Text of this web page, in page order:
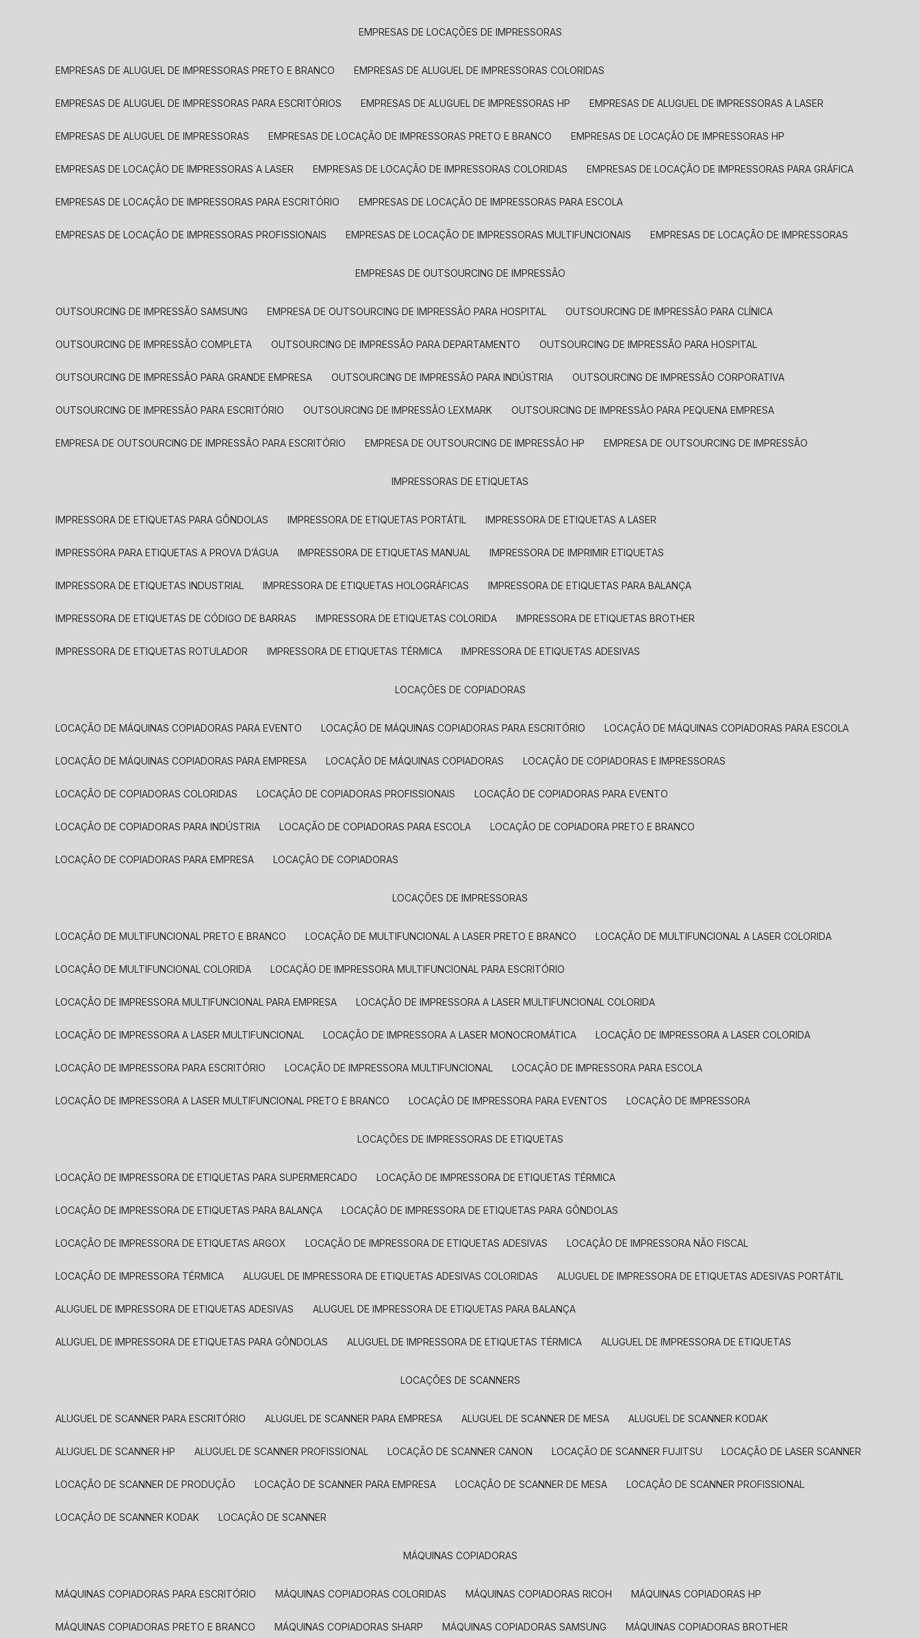
EMPRESAS DE LOCAÇÕES DE IMPRESSORAS
EMPRESAS DE ALUGUEL DE IMPRESSORAS PRETO E BRANCO EMPRESAS DE ALUGUEL DE IMPRESSORAS COLORIDAS
EMPRESAS DE ALUGUEL DE IMPRESSORAS PARA ESCRITÓRIOS EMPRESAS DE ALUGUEL DE IMPRESSORAS HP EMPRESAS DE ALUGUEL DE IMPRESSORAS A LASER
EMPRESAS DE ALUGUEL DE IMPRESSORAS EMPRESAS DE LOCAÇÃO DE IMPRESSORAS PRETO E BRANCO EMPRESAS DE LOCAÇÃO DE IMPRESSORAS HP
EMPRESAS DE LOCAÇÃO DE IMPRESSORAS A LASER EMPRESAS DE LOCAÇÃO DE IMPRESSORAS COLORIDAS EMPRESAS DE LOCAÇÃO DE IMPRESSORAS PARA GRÁFICA
EMPRESAS DE LOCAÇÃO DE IMPRESSORAS PARA ESCRITÓRIO EMPRESAS DE LOCAÇÃO DE IMPRESSORAS PARA ESCOLA
EMPRESAS DE LOCAÇÃO DE IMPRESSORAS PROFISSIONAIS EMPRESAS DE LOCAÇÃO DE IMPRESSORAS MULTIFUNCIONAIS EMPRESAS DE LOCAÇÃO DE IMPRESSORAS
EMPRESAS DE OUTSOURCING DE IMPRESSÃO
OUTSOURCING DE IMPRESSÃO SAMSUNG EMPRESA DE OUTSOURCING DE IMPRESSÃO PARA HOSPITAL OUTSOURCING DE IMPRESSÃO PARA CLÍNICA
OUTSOURCING DE IMPRESSÃO COMPLETA OUTSOURCING DE IMPRESSÃO PARA DEPARTAMENTO OUTSOURCING DE IMPRESSÃO PARA HOSPITAL
OUTSOURCING DE IMPRESSÃO PARA GRANDE EMPRESA OUTSOURCING DE IMPRESSÃO PARA INDÚSTRIA OUTSOURCING DE IMPRESSÃO CORPORATIVA
OUTSOURCING DE IMPRESSÃO PARA ESCRITÓRIO OUTSOURCING DE IMPRESSÃO LEXMARK OUTSOURCING DE IMPRESSÃO PARA PEQUENA EMPRESA
EMPRESA DE OUTSOURCING DE IMPRESSÃO PARA ESCRITÓRIO EMPRESA DE OUTSOURCING DE IMPRESSÃO HP EMPRESA DE OUTSOURCING DE IMPRESSÃO
IMPRESSORAS DE ETIQUETAS
IMPRESSORA DE ETIQUETAS PARA GÔNDOLAS IMPRESSORA DE ETIQUETAS PORTÁTIL IMPRESSORA DE ETIQUETAS A LASER
IMPRESSORA PARA ETIQUETAS A PROVA D’ÁGUA IMPRESSORA DE ETIQUETAS MANUAL IMPRESSORA DE IMPRIMIR ETIQUETAS
IMPRESSORA DE ETIQUETAS INDUSTRIAL IMPRESSORA DE ETIQUETAS HOLOGRÁFICAS IMPRESSORA DE ETIQUETAS PARA BALANÇA
IMPRESSORA DE ETIQUETAS DE CÓDIGO DE BARRAS IMPRESSORA DE ETIQUETAS COLORIDA IMPRESSORA DE ETIQUETAS BROTHER
IMPRESSORA DE ETIQUETAS ROTULADOR IMPRESSORA DE ETIQUETAS TÉRMICA IMPRESSORA DE ETIQUETAS ADESIVAS
LOCAÇÕES DE COPIADORAS
LOCAÇÃO DE MÁQUINAS COPIADORAS PARA EVENTO LOCAÇÃO DE MÁQUINAS COPIADORAS PARA ESCRITÓRIO LOCAÇÃO DE MÁQUINAS COPIADORAS PARA ESCOLA
LOCAÇÃO DE MÁQUINAS COPIADORAS PARA EMPRESA LOCAÇÃO DE MÁQUINAS COPIADORAS LOCAÇÃO DE COPIADORAS E IMPRESSORAS
LOCAÇÃO DE COPIADORAS COLORIDAS LOCAÇÃO DE COPIADORAS PROFISSIONAIS LOCAÇÃO DE COPIADORAS PARA EVENTO
LOCAÇÃO DE COPIADORAS PARA INDÚSTRIA LOCAÇÃO DE COPIADORAS PARA ESCOLA LOCAÇÃO DE COPIADORA PRETO E BRANCO
LOCAÇÃO DE COPIADORAS PARA EMPRESA LOCAÇÃO DE COPIADORAS
LOCAÇÕES DE IMPRESSORAS
LOCAÇÃO DE MULTIFUNCIONAL PRETO E BRANCO LOCAÇÃO DE MULTIFUNCIONAL A LASER PRETO E BRANCO LOCAÇÃO DE MULTIFUNCIONAL A LASER COLORIDA
LOCAÇÃO DE MULTIFUNCIONAL COLORIDA LOCAÇÃO DE IMPRESSORA MULTIFUNCIONAL PARA ESCRITÓRIO
LOCAÇÃO DE IMPRESSORA MULTIFUNCIONAL PARA EMPRESA LOCAÇÃO DE IMPRESSORA A LASER MULTIFUNCIONAL COLORIDA
LOCAÇÃO DE IMPRESSORA A LASER MULTIFUNCIONAL LOCAÇÃO DE IMPRESSORA A LASER MONOCROMÁTICA LOCAÇÃO DE IMPRESSORA A LASER COLORIDA
LOCAÇÃO DE IMPRESSORA PARA ESCRITÓRIO LOCAÇÃO DE IMPRESSORA MULTIFUNCIONAL LOCAÇÃO DE IMPRESSORA PARA ESCOLA
LOCAÇÃO DE IMPRESSORA A LASER MULTIFUNCIONAL PRETO E BRANCO LOCAÇÃO DE IMPRESSORA PARA EVENTOS LOCAÇÃO DE IMPRESSORA
LOCAÇÕES DE IMPRESSORAS DE ETIQUETAS
LOCAÇÃO DE IMPRESSORA DE ETIQUETAS PARA SUPERMERCADO LOCAÇÃO DE IMPRESSORA DE ETIQUETAS TÉRMICA
LOCAÇÃO DE IMPRESSORA DE ETIQUETAS PARA BALANÇA LOCAÇÃO DE IMPRESSORA DE ETIQUETAS PARA GÔNDOLAS
LOCAÇÃO DE IMPRESSORA DE ETIQUETAS ARGOX LOCAÇÃO DE IMPRESSORA DE ETIQUETAS ADESIVAS LOCAÇÃO DE IMPRESSORA NÃO FISCAL
LOCAÇÃO DE IMPRESSORA TÉRMICA ALUGUEL DE IMPRESSORA DE ETIQUETAS ADESIVAS COLORIDAS ALUGUEL DE IMPRESSORA DE ETIQUETAS ADESIVAS PORTÁTIL
ALUGUEL DE IMPRESSORA DE ETIQUETAS ADESIVAS ALUGUEL DE IMPRESSORA DE ETIQUETAS PARA BALANÇA
ALUGUEL DE IMPRESSORA DE ETIQUETAS PARA GÔNDOLAS ALUGUEL DE IMPRESSORA DE ETIQUETAS TÉRMICA ALUGUEL DE IMPRESSORA DE ETIQUETAS
LOCAÇÕES DE SCANNERS
ALUGUEL DE SCANNER PARA ESCRITÓRIO ALUGUEL DE SCANNER PARA EMPRESA ALUGUEL DE SCANNER DE MESA ALUGUEL DE SCANNER KODAK
ALUGUEL DE SCANNER HP ALUGUEL DE SCANNER PROFISSIONAL LOCAÇÃO DE SCANNER CANON LOCAÇÃO DE SCANNER FUJITSU LOCAÇÃO DE LASER SCANNER
LOCAÇÃO DE SCANNER DE PRODUÇÃO LOCAÇÃO DE SCANNER PARA EMPRESA LOCAÇÃO DE SCANNER DE MESA LOCAÇÃO DE SCANNER PROFISSIONAL
LOCAÇÃO DE SCANNER KODAK LOCAÇÃO DE SCANNER
MÁQUINAS COPIADORAS
MÁQUINAS COPIADORAS PARA ESCRITÓRIO MÁQUINAS COPIADORAS COLORIDAS MÁQUINAS COPIADORAS RICOH MÁQUINAS COPIADORAS HP
MÁQUINAS COPIADORAS PRETO E BRANCO MÁQUINAS COPIADORAS SHARP MÁQUINAS COPIADORAS SAMSUNG MÁQUINAS COPIADORAS BROTHER